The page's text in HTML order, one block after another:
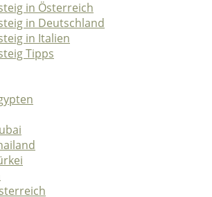
in Österreich
in Deutschland
in Italien
Tipps